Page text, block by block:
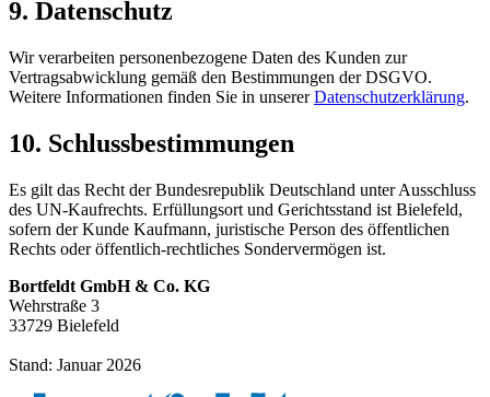
9. Datenschutz
Wir verarbeiten personenbezogene Daten des Kunden zur
Vertragsabwicklung gemäß den Bestimmungen der DSGVO.
Weitere Informationen finden Sie in unserer Datenschutzerklärung.
10. Schlussbestimmungen
Es gilt das Recht der Bundesrepublik Deutschland unter Ausschluss
des UN-Kaufrechts. Erfüllungsort und Gerichtsstand ist Bielefeld,
sofern der Kunde Kaufmann, juristische Person des öffentlichen
Rechts oder öffentlich-rechtliches Sondervermögen ist.
Bortfeldt GmbH & Co. KG
Wehrstraße 3
33729 Bielefeld
Stand: Januar 2026